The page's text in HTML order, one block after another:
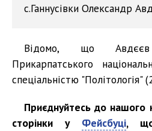
с.Ганнусівки Олександр
Відомо, що
Прикарпатського
спеціальністю "Політологія"
Приєднуйтесь до нашого
сторінки у Фейсбуці,